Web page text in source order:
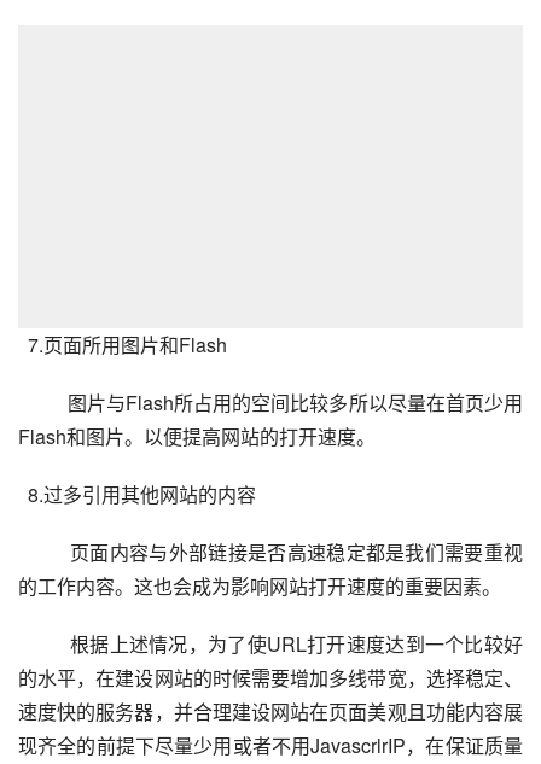
7.页面所用图片和Flash
图片与Flash所占用的空间比较多所以尽量在首页少用
Flash和图片。以便提高网站的打开速度。
  8.过多引用其他网站的内容
页面内容与外部链接是否高速稳定都是我们需要重视
的工作内容。这也会成为影响网站打开速度的重要因素。
根据上述情况，为了使URL打开速度达到一个比较好
的水平，在建设网站的时候需要增加多线带宽，选择稳定、
速度快的服务器，并合理建设网站在页面美观且功能内容展
现齐全的前提下尽量少用或者不用JavascrlrIP，在保证质量